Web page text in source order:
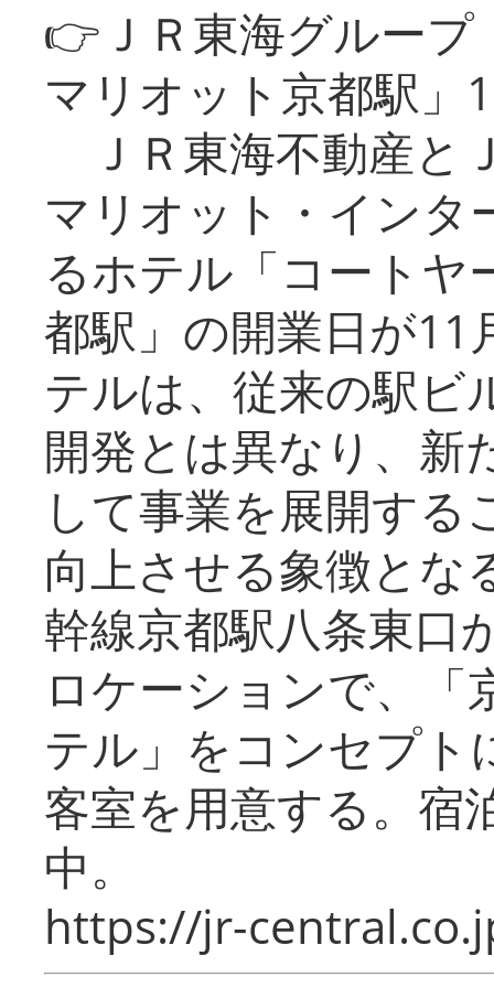
👉ＪＲ東海グルー
マリオット京都駅」
ＪＲ東海不動産と
マリオット・インタ
るホテル「コートヤ
都駅」の開業日が11
テルは、従来の駅ビ
開発とは異なり、新
して事業を展開する
向上させる象徴とな
幹線京都駅八条東口
ロケーションで、「
テル」をコンセプト
客室を用意する。宿
中。
https://jr-